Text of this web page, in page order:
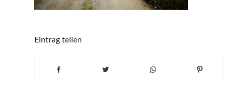
Eintrag teilen